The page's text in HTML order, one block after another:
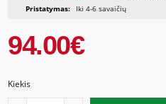
Pristatymas:
Iki 4-6 savaičių
94.00€
Kiekis